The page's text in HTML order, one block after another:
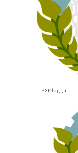
SSF logga